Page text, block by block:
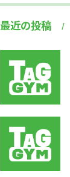
最近の投稿